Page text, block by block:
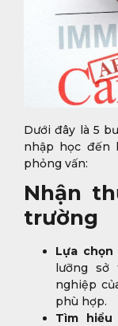
Dưới đây là 5
nhập học đến
phỏng vấn:
Nhận
trường
Lựa
lưỡng sở
nghiệp
phù hợp.
Tìm